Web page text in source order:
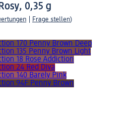
0,35 g
Frage stellen)
170 Penny Brown Deep
135 Penny Brown Light
18 Rose Addiction
24 Red Diva
140 Barely Pink
94F Penny Brown